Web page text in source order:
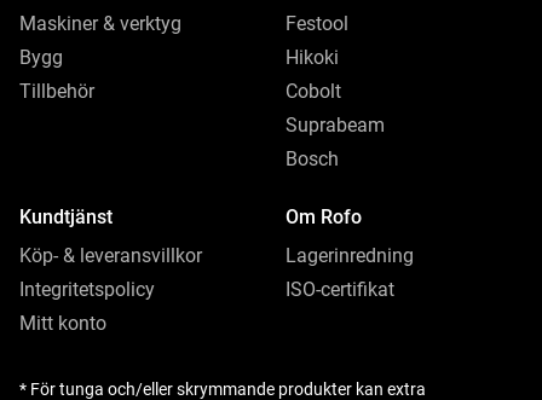
Maskiner & verktyg
Bygg
Tillbehör
Festool
Hikoki
Cobolt
Suprabeam
Bosch
Kundtjänst
Köp- & leveransvillkor
Integritetspolicy
Mitt konto
Om Rofo
Lagerinredning
ISO-certifikat
* För tunga och/eller skrymmande produkter kan extra